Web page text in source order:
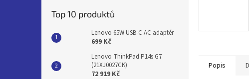
Top 10 produktů
Lenovo 65W USB-C AC adaptér
699 Kč
Lenovo ThinkPad P14s G7
(21XJ0027CK)
72 919 Kč
Popis